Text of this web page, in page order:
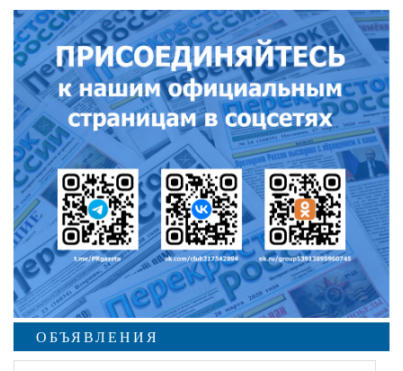
ОБЪЯВЛЕНИЯ